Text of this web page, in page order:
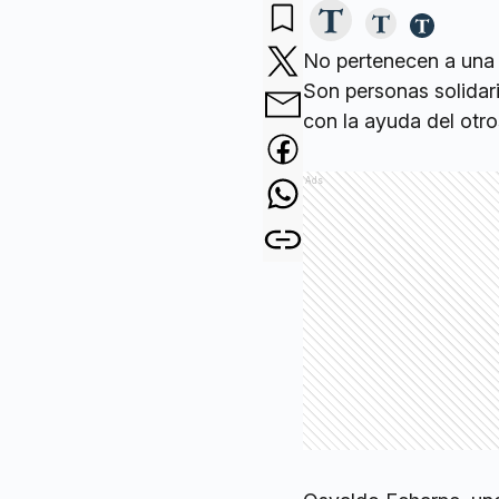
No pertenecen a
Son personas
con la ayuda del
Ads